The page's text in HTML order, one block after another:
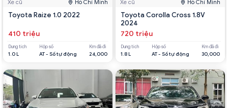
Xe cũ Hồ Chí Minh
Toyota Raize 1.0 2022
410 triệu
Dung tích
1.0 L
Hộp số
AT - Số tự động
Km đã đi
24,000
Xe cũ Hồ Chí Minh
Toyota Corolla Cross 1.8V
2024
720 triệu
Dung tích
1.8 L
Hộp số
AT - Số tự động
Km đã đi
30,000